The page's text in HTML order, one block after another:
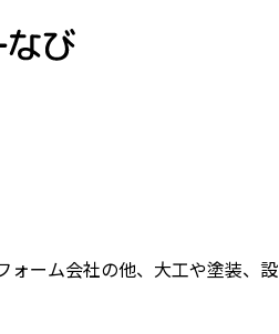
ォーム会社の他、大工や塗装、設